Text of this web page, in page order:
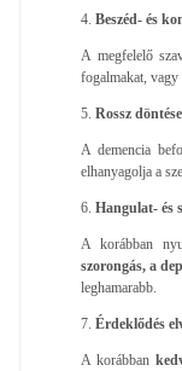
4. Beszéd- és
A megfelelő
fogalmakat, vagy
5. Rossz
A demencia
elhanyagolja a
6. Hangulat- és
A korábban
szorongás, a
leghamarabb.
7. Érdeklődés
A korábban